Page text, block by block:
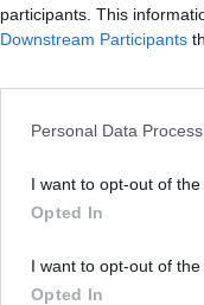
participants. This
Downstream Participants
Personal Data
I want to opt-out of
Opted In
I want to opt-out of
Opted In